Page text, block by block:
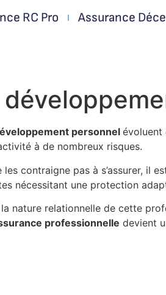
RC Pro Assurance
personnel évoluent
à de nombreux risques.
les contraigne pas à s’assurer, il
nécessitant une protection
nature relationnelle de cette
professionnelle devient